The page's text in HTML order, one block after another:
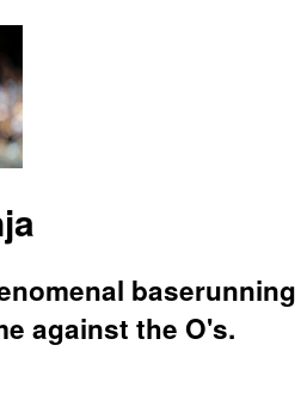
baserunning
against the O's.